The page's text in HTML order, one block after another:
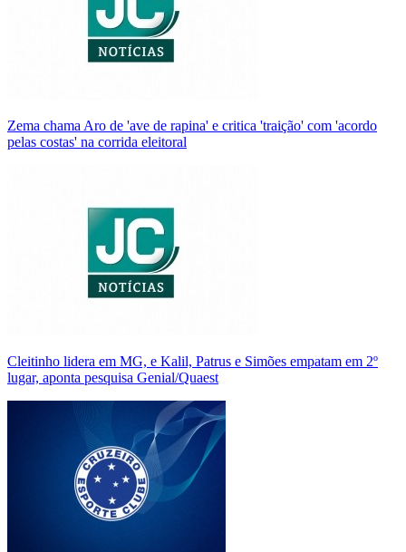
Zema chama Aro de 'ave de rapina' e critica 'traição' com 'acordo
pelas costas' na corrida eleitoral
Cleitinho lidera em MG, e Kalil, Patrus e Simões empatam em 2º
lugar, aponta pesquisa Genial/Quaest